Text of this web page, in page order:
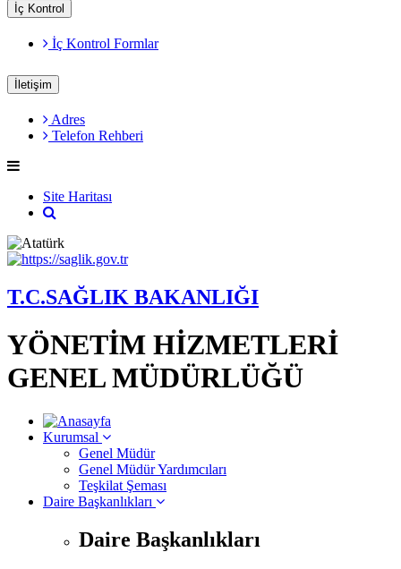
İç Kontrol
İç Kontrol Formlar
İletişim
Adres
Telefon Rehberi
Site Haritası
T.C.SAĞLIK BAKANLIĞI
YÖNETİM HİZMETLERİ
GENEL MÜDÜRLÜĞÜ
Kurumsal
Genel Müdür
Genel Müdür Yardımcıları
Teşkilat Şeması
Daire Başkanlıkları
Daire Başkanlıkları